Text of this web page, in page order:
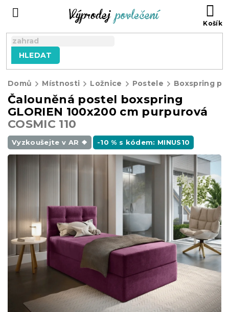
HLEDAT
Domů Místnosti Ložnice Postele Boxspring
Čalouněná postel boxspring
GLORIEN 100x200 cm purpurová
COSMIC 110
Vyzkoušejte v AR ❖ -10 % s kódem: MINUS10